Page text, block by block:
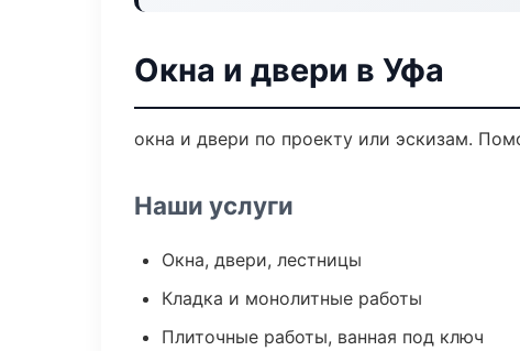
Окна и двери в Уфа
окна и двери по проекту или эскизам.
Наши услуги
Окна, двери, лестницы
Кладка и монолитные работы
Плиточные работы, ванная под ключ